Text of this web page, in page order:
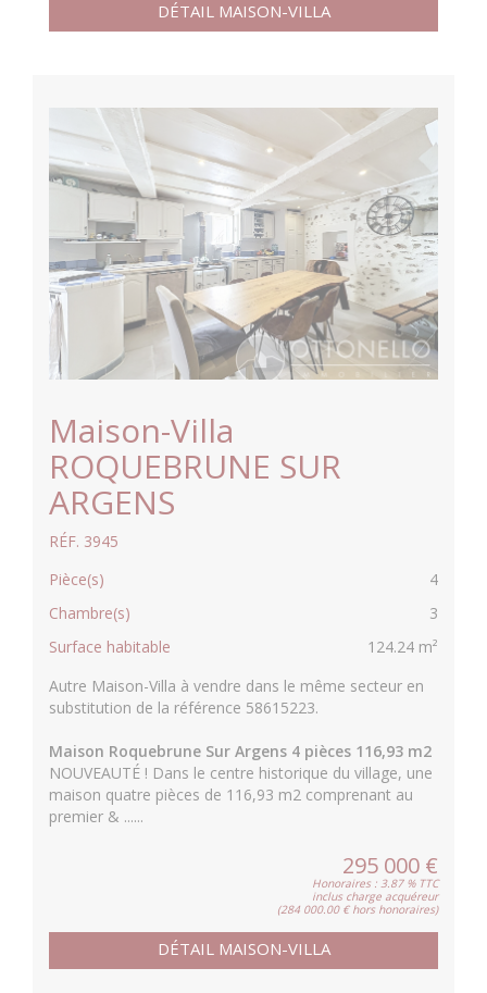
DÉTAIL MAISON-VILLA
Maison-Villa
ROQUEBRUNE SUR
ARGENS
RÉF. 3945
Pièce(s)
4
Chambre(s)
3
Surface habitable
124.24 m²
Autre Maison-Villa à vendre dans le même secteur en
substitution de la référence 58615223.
Maison Roquebrune Sur Argens 4 pièces 116,93 m2
NOUVEAUTÉ ! Dans le centre historique du village, une
maison quatre pièces de 116,93 m2 comprenant au
premier & ......
295 000 €
Honoraires : 3.87 % TTC
inclus charge acquéreur
(284 000.00 € hors honoraires)
DÉTAIL MAISON-VILLA